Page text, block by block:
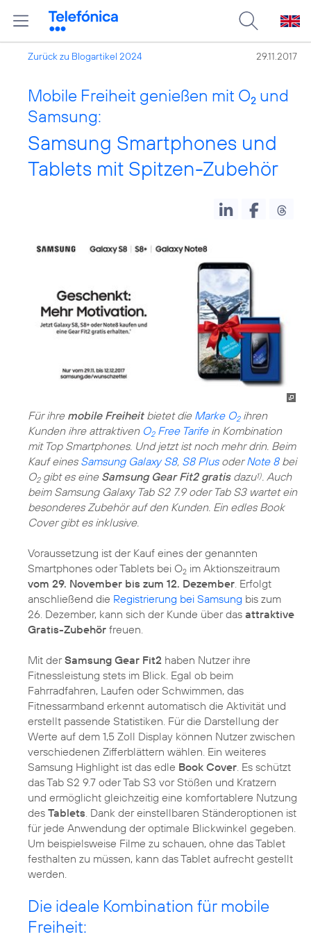
Zurück zu Blogartikel 2024 29.11.2017
Mobile Freiheit genießen mit O2 und
Samsung:
Samsung Smartphones und
Tablets mit Spitzen-Zubehör
Für ihre mobile Freiheitbietet die Marke O2ihren
Kunden ihre attraktiven O2Free Tarifein Kombination
mit Top Smartphones. Und jetzt ist noch mehr drin. Beim
Kauf eines Samsung Galaxy S8, S8 PlusoderNote 8bei
O2gibt es eine Samsung Gear Fit2 gratisdazu1) . Auch
beim Samsung Galaxy Tab S2 7.9 oder Tab S3 wartet ein
besonderes Zubehör auf den Kunden. Ein edles Book
Cover gibt es inklusive.
Voraussetzung ist der Kauf eines der genannten
Smartphones oder Tablets bei O2 im Aktionszeitraum
vom 29. November bis zum 12. Dezember . Erfolgt
anschließend die Registrierung bei Samsung bis zum
26. Dezember, kann sich der Kunde über das attraktive
Gratis-Zubehör freuen.
Mit derSamsung Gear Fit2 haben Nutzer ihre
Fitnessleistung stets im Blick. Egal ob beim
Fahrradfahren, Laufen oder Schwimmen, das
Fitnessarmband erkennt automatisch die Aktivität und
erstellt passende Statistiken. Für die Darstellung der
Werte auf dem 1,5 Zoll Display können Nutzer zwischen
verschiedenen Zifferblättern wählen. Ein weiteres
Samsung Highlight ist das edle Book Cover . Es schützt
das Tab S2 9.7 oder Tab S3 vor Stößen und Kratzern
und ermöglicht gleichzeitig eine komfortablere Nutzung
des Tablets . Dank der einstellbaren Ständeroptionen ist
für jede Anwendung der optimale Blickwinkel gegeben.
Um beispielsweise Filme zu schauen, ohne das Tablet
festhalten zu müssen, kann das Tablet aufrecht gestellt
werden.
Die ideale Kombination für mobile
Freiheit: